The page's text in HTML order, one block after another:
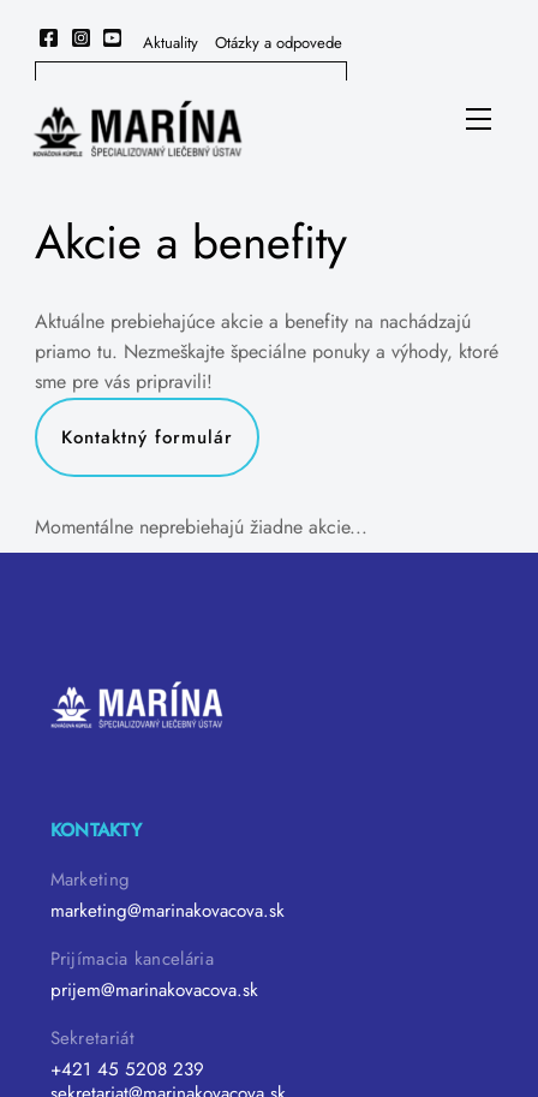
content
Aktuality Otázky a odpovede
Menu
Akcie a benefity
Aktuálne prebiehajúce akcie a benefity na nachádzajú
priamo tu. Nezmeškajte špeciálne ponuky a výhody, ktoré
sme pre vás pripravili!
Kontaktný formulár
Momentálne neprebiehajú žiadne akcie...
KONTAKTY
Marketing
marketing@marinakovacova.sk
Prijímacia kancelária
prijem@marinakovacova.sk
Sekretariát
+421 45 5208 239